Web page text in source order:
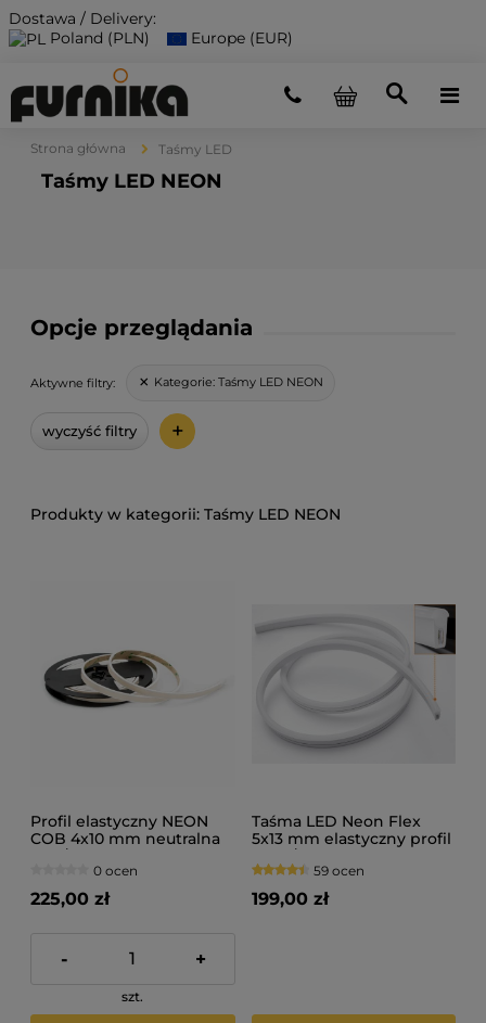
Dostawa / Delivery:
Poland (PLN)
Europe (EUR)
Strona główna Taśmy LED
Taśmy LED NEON
Opcje przeglądania
Aktywne filtry: Kategorie: Taśmy LED NEON
wyczyść filtry +
Taśmy LED NEON
Profil elastyczny NEON
COB 4x10 mm neutralna
10W/m 12V 5m
0 ocen
225,00 zł
- +
szt.
Taśma LED Neon Flex
5x13 mm elastyczny profil
9,6W/m IP44 5m
59 ocen
199,00 zł